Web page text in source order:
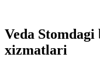
Veda
xizmatlari